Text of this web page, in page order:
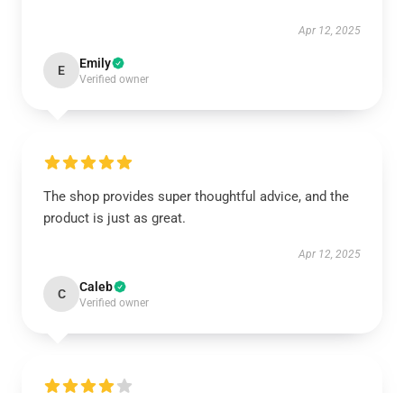
Apr 12, 2025
E Emily
Verified owner
The shop provides super thoughtful advice, and the
product is just as great.
Apr 12, 2025
C Caleb
Verified owner